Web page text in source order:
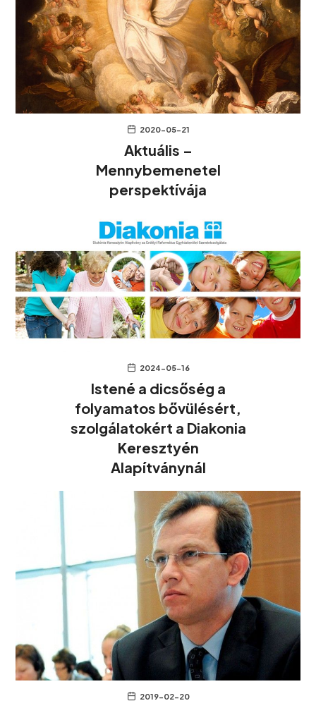
2020-05-21
Aktuális –
Mennybemenetel
perspektívája
2024-05-16
Istené a dicsőség a
folyamatos bővülésért,
szolgálatokért a Diakonia
Keresztyén
Alapítványnál
2019-02-20